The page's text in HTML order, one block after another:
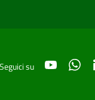
Seguici su YouTube